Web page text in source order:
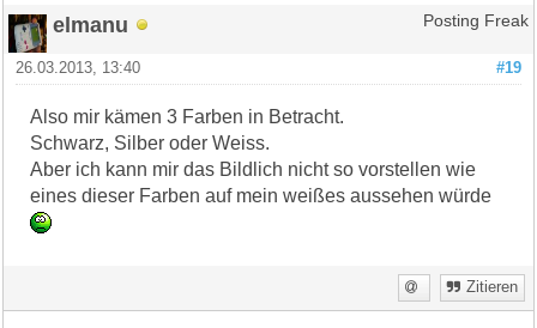
elmanu Posting Freak
#19
26.03.2013, 13:40
Also mir kämen 3 Farben in Betracht.
Schwarz, Silber oder Weiss.
Aber ich kann mir das Bildlich nicht so vorstellen wie
eines dieser Farben auf mein weißes aussehen würde
Zitieren